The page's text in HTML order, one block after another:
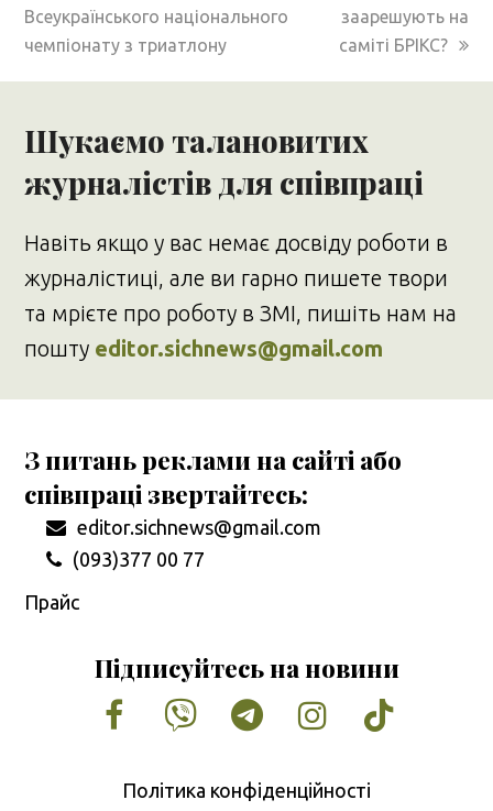
post:
Всеукраїнського національного
чемпіонату з триатлону
post:
заарешують на
саміті БРІКС?
Шукаємо талановитих
журналістів для співпраці
Навіть якщо у вас немає досвіду роботи в
журналістиці, але ви гарно пишете твори
та мрієте про роботу в ЗМІ, пишіть нам на
пошту editor.sichnews@gmail.com
З питань реклами на сайті або
співпраці звертайтесь:
editor.sichnews@gmail.com
(093)377 00 77
Прайс
Підписуйтесь на новини
Facebook
VimeoTumblrInstagram
Tiktok
Політика конфіденційності